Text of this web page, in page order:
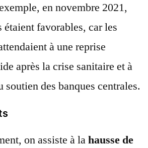
en novembre 2021,
favorables, car les
à une reprise
après la crise sanitaire et à
soutien des banques centrales.
on assiste à lahausse de